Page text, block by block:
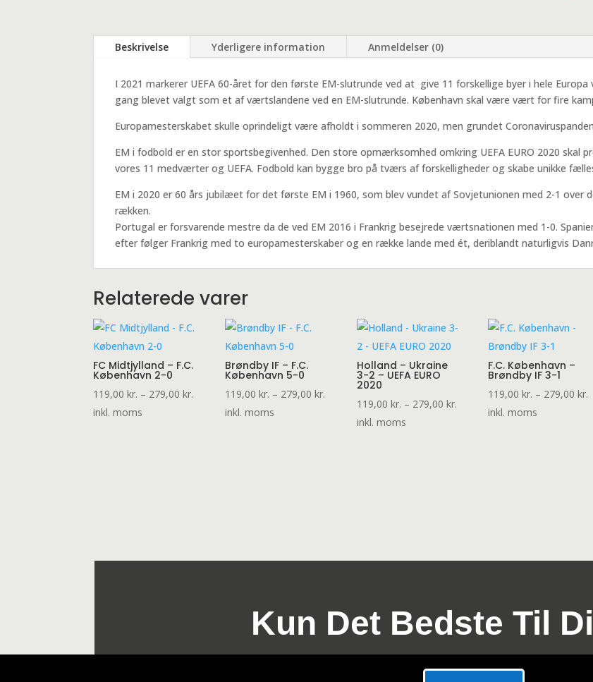
Beskrivelse Yderligere information Anmeldelser (0)
I 2021 markerer UEFA 60-året for den første EM-slutrunde ved at give 11 forskellige byer i hele
gang blevet valgt som et af værtslandene ved en EM-slutrunde. København skal være vært for fire
Europamesterskabet skulle oprindeligt være afholdt i sommeren 2020, men grundet
EM i fodbold er en stor sportsbegivenhed. Den store opmærksomhed omkring UEFA EURO 2020 skal
vores 11 medværter og UEFA. Fodbold kan bygge bro på tværs af forskelligheder og skabe unikke
EM i 2020 er 60 års jubilæet for det første EM i 1960, som blev vundet af Sovjetunionen med 2-1 over
rækken.
Portugal er forsvarende mestre da de ved EM 2016 i Frankrig besejrede værtsnationen med 1-0.
efter følger Frankrig med to europamesterskaber og en række lande med ét, deriblandt naturligvis
Relaterede varer
FC Midtjylland – F.C.
København 2-0
119,00 kr. – 279,00 kr. Prisinterval:
119,00 kr.
inkl. moms
Brøndby IF – F.C.
København 5-0
119,00 kr. – 279,00 kr.Prisinterval:
119,00 kr.
inkl. moms
Holland – Ukraine
3-2 – UEFA EURO
2020
119,00 kr. – 279,00 kr.Prisinterval:
inkl. moms
F.C. København –
Brøndby IF 3-1
119,00kr. – 279,00kr.
inkl. moms
Kun Det Bedste Til